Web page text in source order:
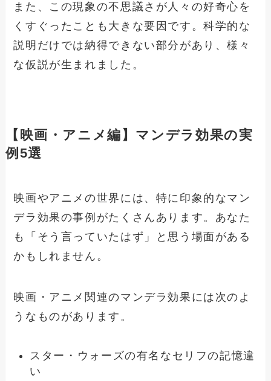
また、この現象の不思議さが人々の好奇心を
くすぐったことも大きな要因です。科学的な
説明だけでは納得できない部分があり、様々
な仮説が生まれました。
【映画・アニメ編】マンデラ効果の実
例5選
映画やアニメの世界には、特に印象的なマン
デラ効果の事例がたくさんあります。あなた
も「そう言っていたはず」と思う場面がある
かもしれません。
映画・アニメ関連のマンデラ効果には次のよ
うなものがあります。
スター・ウォーズの有名なセリフの記憶違
い